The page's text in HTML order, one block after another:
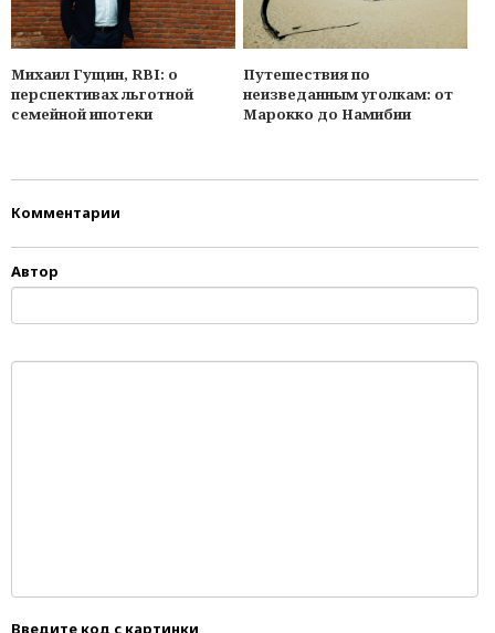
Михаил Гущин, RBI: о
перспективах льготной
семейной ипотеки
Путешествия по
неизведанным уголкам: от
Марокко до Намибии
Комментарии
Автор